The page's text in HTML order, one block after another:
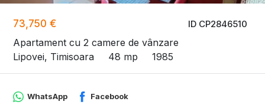
ID CP2846510
73,750 €
Apartament cu 2 camere de vânzare
Lipovei, Timisoara
48 mp 1985
WhatsApp Facebook